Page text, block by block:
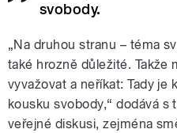
svobody.
„Na druhou stranu – téma
také hrozně důležité. Takže
vyvažovat a neříkat: Tady je
kousku svobody,“ dodává
veřejné diskusi, zejména